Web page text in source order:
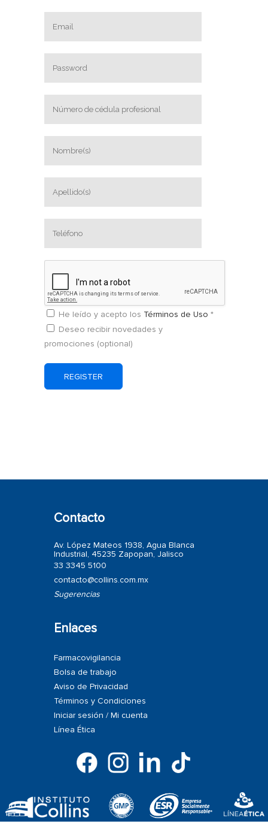
He leído y acepto los Términos de Uso *
Deseo recibir novedades y
promociones (optional)
Contacto
Av. López Mateos 1938, Agua Blanca
Industrial, 45235 Zapopan, Jalisco
33 3345 5100
contacto@collins.com.mx
Sugerencias
Enlaces
Farmacovigilancia
Bolsa de trabajo
Aviso de Privacidad
Términos y Condiciones
Iniciar sesión / Mi cuenta
Línea Ética